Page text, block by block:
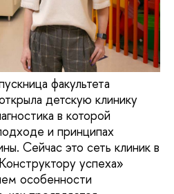
факультета
детскую клинику
в которой
и принципах
Сейчас это сеть клиник в
успеха»
особенности